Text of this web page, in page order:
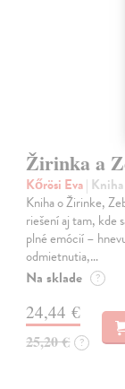
Žirinka a
Kőrösi Eva| Kniha
Kniha o Žirinke,
riešení aj tam, kde
plné emócií –
odmietnutia,…
Na sklade ?
24,44 €
25,20 € ?